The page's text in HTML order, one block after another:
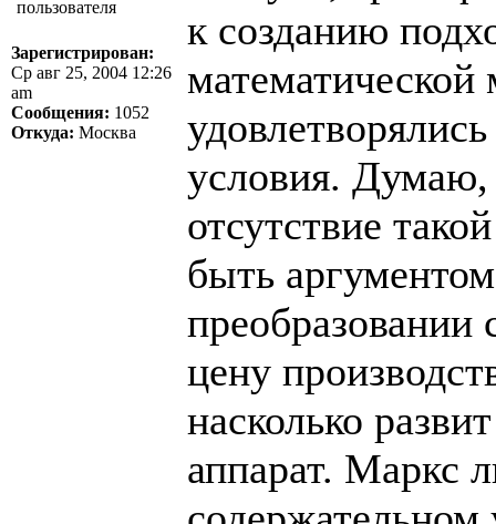
Зарегистрирован:
Ср авг 25, 2004 12:26
am
Сообщения: 1052
Откуда: Москва
к созданию
условия. Думаю,
отсутствие
быть
преобразовании
цену
насколько
аппарат. Маркс